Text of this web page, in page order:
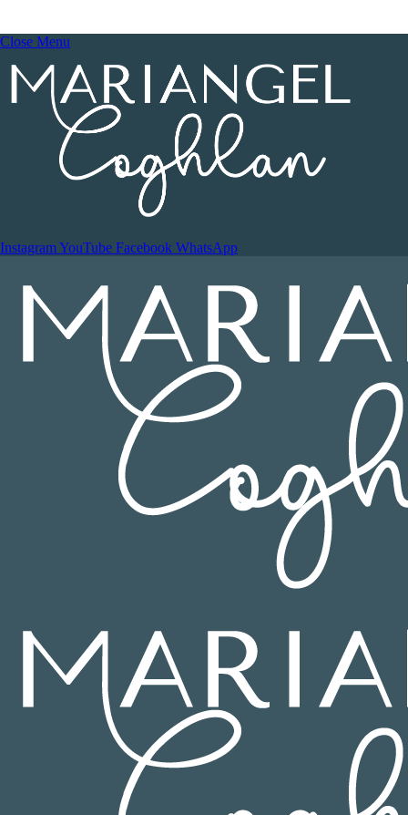
Close Menu
InstagramYouTube Facebook WhatsApp